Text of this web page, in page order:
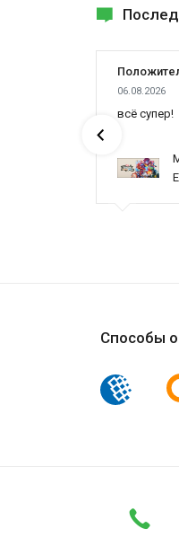
06.08.2026
всё супер!
Способы